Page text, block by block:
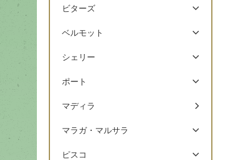
ビターズ
ベルモット
シェリー
ポート
マディラ
マラガ・マルサラ
ピスコ